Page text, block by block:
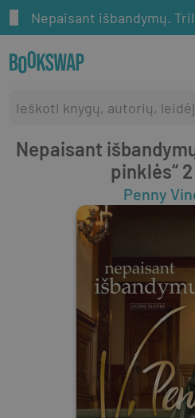
Nepaisant
pinklės“
Penny